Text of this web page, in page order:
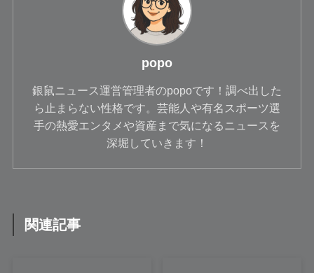
popo
銀鼠ニュース運営管理者のpopoです！調べ出した
ら止まらない性格です。芸能人や有名スポーツ選
手の熱愛エンタメや資産まで気になるニュースを
深堀していきます！
関連記事